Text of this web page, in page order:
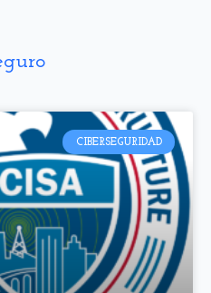
CIBERSEGURIDAD